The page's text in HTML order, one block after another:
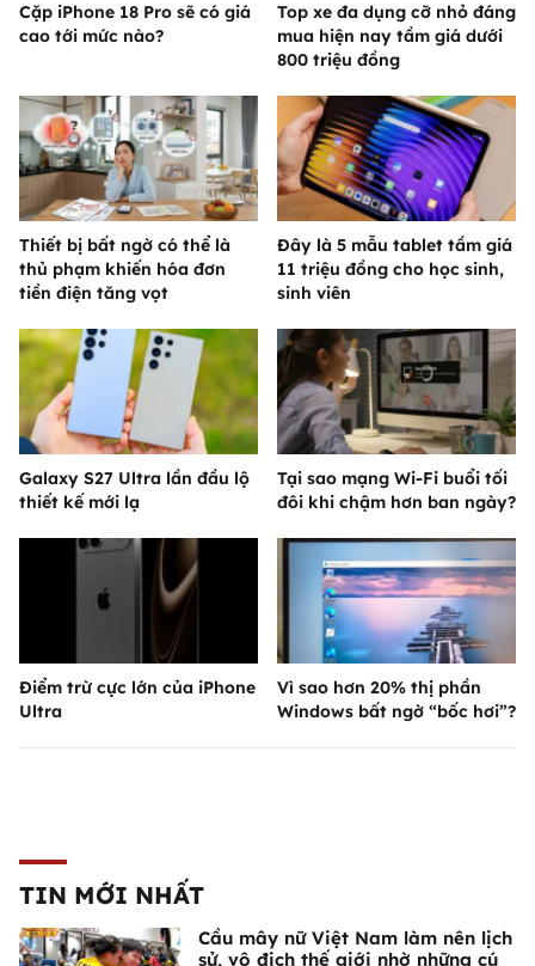
Cặp iPhone 18 Pro sẽ có giá
cao tới mức nào?
Top xe đa dụng cỡ nhỏ đáng
mua hiện nay tầm giá dưới
800 triệu đồng
Thiết bị bất ngờ có thể là
thủ phạm khiến hóa đơn
tiền điện tăng vọt
Đây là 5 mẫu tablet tầm giá
11 triệu đồng cho học sinh,
sinh viên
Galaxy S27 Ultra lần đầu lộ
thiết kế mới lạ
Tại sao mạng Wi-Fi buổi tối
đôi khi chậm hơn ban ngày?
Điểm trừ cực lớn của iPhone
Ultra
Vì sao hơn 20% thị phần
Windows bất ngờ “bốc hơi”?
TIN MỚI NHẤT
Cầu mây nữ Việt Nam làm nên lịch
sử, vô địch thế giới nhờ những cú